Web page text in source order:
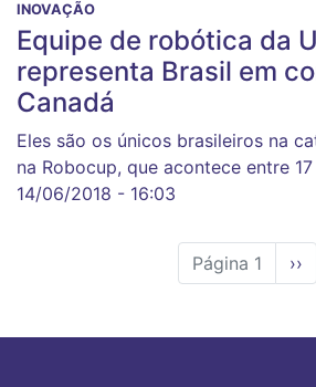
INOVAÇÃO
Equipe de robótica da
representa Brasil em
Canadá
Eles são os únicos brasileiros na
na Robocup, que acontece entre
14/06/2018 - 16:03
Página 1 ››